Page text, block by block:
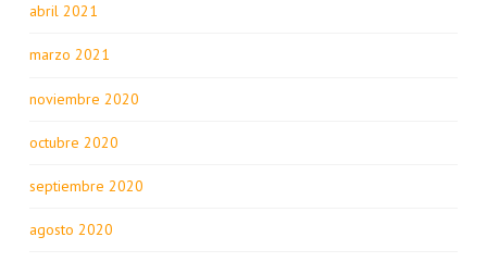
abril 2021
marzo 2021
noviembre 2020
octubre 2020
septiembre 2020
agosto 2020